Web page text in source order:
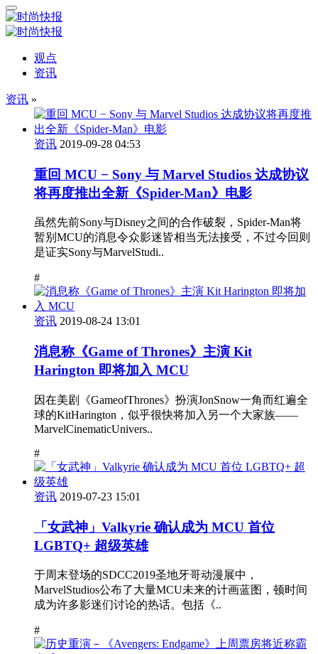
观点
资讯
资讯 »
资讯 2019-09-28 04:53
重回 MCU − Sony 与 Marvel Studios 达成协议
将再度推出全新《Spider-Man》电影
虽然先前Sony与Disney之间的合作破裂，Spider-Man将
暂别MCU的消息令众影迷皆相当无法接受，不过今回则
是证实Sony与MarvelStudi..
#
资讯 2019-08-24 13:01
消息称《Game of Thrones》主演 Kit
Harington 即将加入 MCU
因在美剧《GameofThrones》扮演JonSnow一角而红遍全
球的KitHarington，似乎很快将加入另一个大家族——
MarvelCinematicUnivers..
#
资讯 2019-07-23 15:01
「女武神」Valkyrie 确认成为 MCU 首位
LGBTQ+ 超级英雄
于周末登场的SDCC2019圣地牙哥动漫展中，
MarvelStudios公布了大量MCU未来的计画蓝图，顿时间
成为许多影迷们讨论的热话。包括《..
#